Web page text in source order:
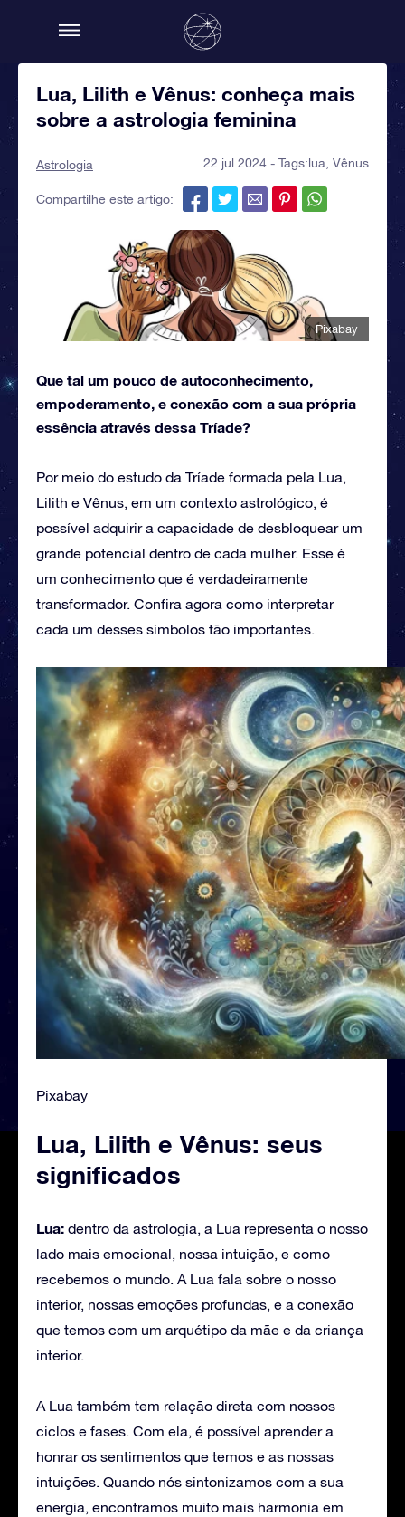
Lua, Lilith e Vênus: conheça mais
sobre a astrologia feminina
Astrologia 22 jul 2024 - Tags:lua Vênus
Compartilhe este artigo:
Pixabay
Que tal um pouco de autoconhecimento,
empoderamento, e conexão com a sua própria
essência através dessa Tríade?
Por meio do estudo da Tríade formada pela Lua,
Lilith e Vênus, em um contexto astrológico, é
possível adquirir a capacidade de desbloquear um
grande potencial dentro de cada mulher. Esse é
um conhecimento que é verdadeiramente
transformador. Confira agora como interpretar
cada um desses símbolos tão importantes.
Pixabay
Lua, Lilith e Vênus: seus
significados
Lua: dentro da astrologia, a Lua representa o nosso
lado mais emocional, nossa intuição, e como
recebemos o mundo. A Lua fala sobre o nosso
interior, nossas emoções profundas, e a conexão
que temos com um arquétipo da mãe e da criança
interior.
A Lua também tem relação direta com nossos
ciclos e fases. Com ela, é possível aprender a
honrar os sentimentos que temos e as nossas
intuições. Quando nós sintonizamos com a sua
energia, encontramos muito mais harmonia em